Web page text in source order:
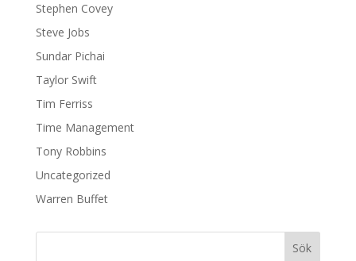
Stephen Covey
Steve Jobs
Sundar Pichai
Taylor Swift
Tim Ferriss
Time Management
Tony Robbins
Uncategorized
Warren Buffet